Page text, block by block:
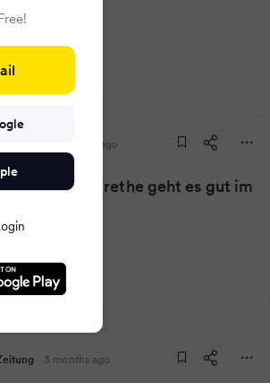
3 months ago
Margrethe geht es gut im
· 3 months ago